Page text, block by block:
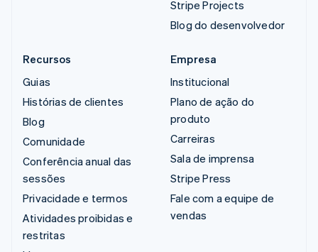
Stripe Projects
Blog do desenvolvedor
Recursos
Guias
Histórias de clientes
Blog
Comunidade
Conferência anual das
sessões
Privacidade e termos
Atividades proibidas e
restritas
Empresa
Institucional
Plano de ação do
produto
Carreiras
Sala de imprensa
Stripe Press
Fale com a equipe de
vendas